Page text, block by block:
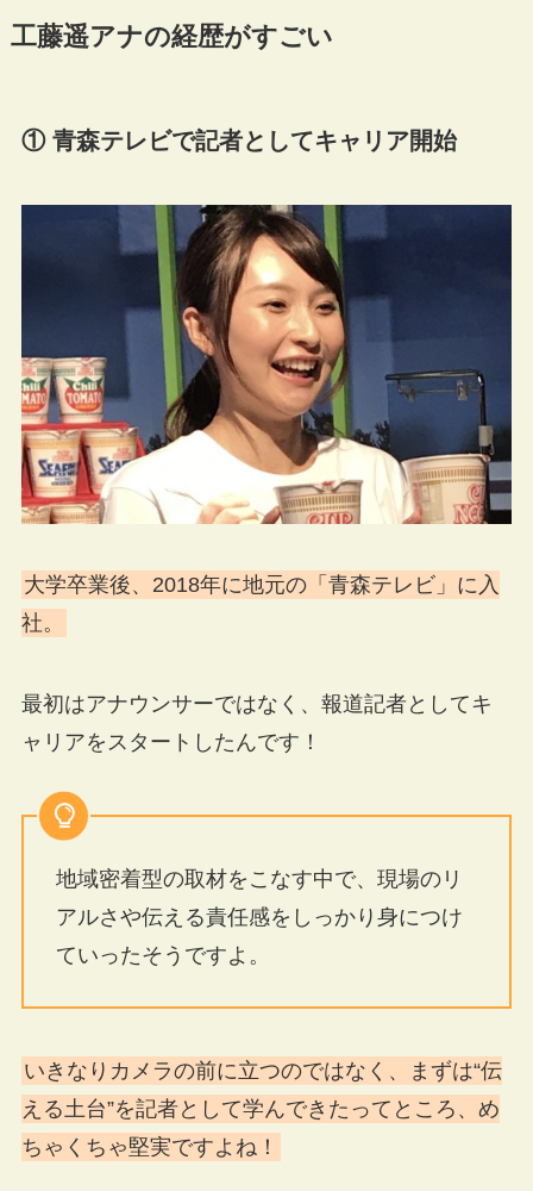
工藤遥アナの経歴がすごい
① 青森テレビで記者としてキャリア開始
大学卒業後、2018年に地元の「青森テレビ」に入
社。
最初はアナウンサーではなく、報道記者としてキ
ャリアをスタートしたんです！
地域密着型の取材をこなす中で、現場のリ
アルさや伝える責任感をしっかり身につけ
ていったそうですよ。
いきなりカメラの前に立つのではなく、まずは“伝
える土台”を記者として学んできたってところ、め
ちゃくちゃ堅実ですよね！